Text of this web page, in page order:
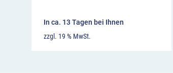
In ca. 13 Tagen bei Ihnen
zzgl. 19 % MwSt.